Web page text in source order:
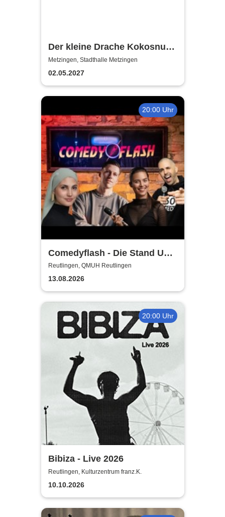
Der kleine Drache Kokosnuss
- reist um die Welt
Metzingen, Stadthalle Metzingen
02.05.2027
20:00 Uhr
Comedyflash - Die Stand Up
Comedy Show in Reutlingen
Reutlingen, QMUH Reutlingen
13.08.2026
20:00 Uhr
Bibiza - Live 2026
Reutlingen, Kulturzentrum franz.K.
10.10.2026